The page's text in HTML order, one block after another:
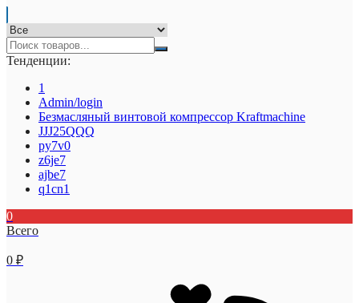
Тенденции:
1
Admin/login
Безмасляный винтовой компрессор Kraftmaсhine
JJJ25QQQ
py7v0
z6je7
ajbe7
q1cn1
0
Всего
0 ₽